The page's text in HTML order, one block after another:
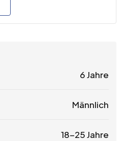
6 Jahre
Männlich
18-25 Jahre